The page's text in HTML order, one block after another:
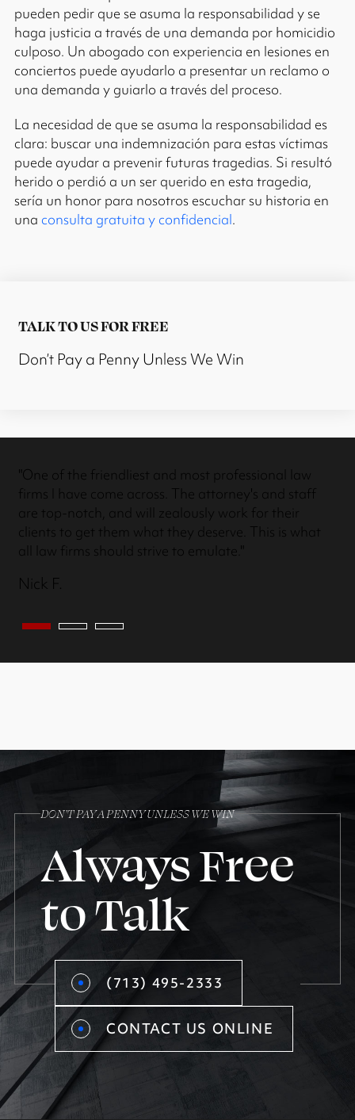
pueden pedir que se asuma la responsabilidad y se
haga justicia a través de una demanda por homicidio
culposo. Un abogado con experiencia en lesiones en
conciertos puede ayudarlo a presentar un reclamo o
una demanda y guiarlo a través del proceso.
La necesidad de que se asuma la responsabilidad es
clara: buscar una indemnización para estas víctimas
puede ayudar a prevenir futuras tragedias. Si resultó
herido o perdió a un ser querido en esta tragedia,
sería un honor para nosotros escuchar su historia en
una consulta gratuita y confidencial.
TALK TO US FOR FREE
Don’t Pay a Penny Unless We Win
"One of the friendliest and most professional law
firms I have come across. The attorney's and staff
are top-notch, and will zealously work for their
clients to get them what they deserve. This is what
all law firms should strive to emulate."
Nick F.
DON’T PAY A PENNY UNLESS WE WIN
Always Free
to Talk
(713) 495-2333
CONTACT US ONLINE